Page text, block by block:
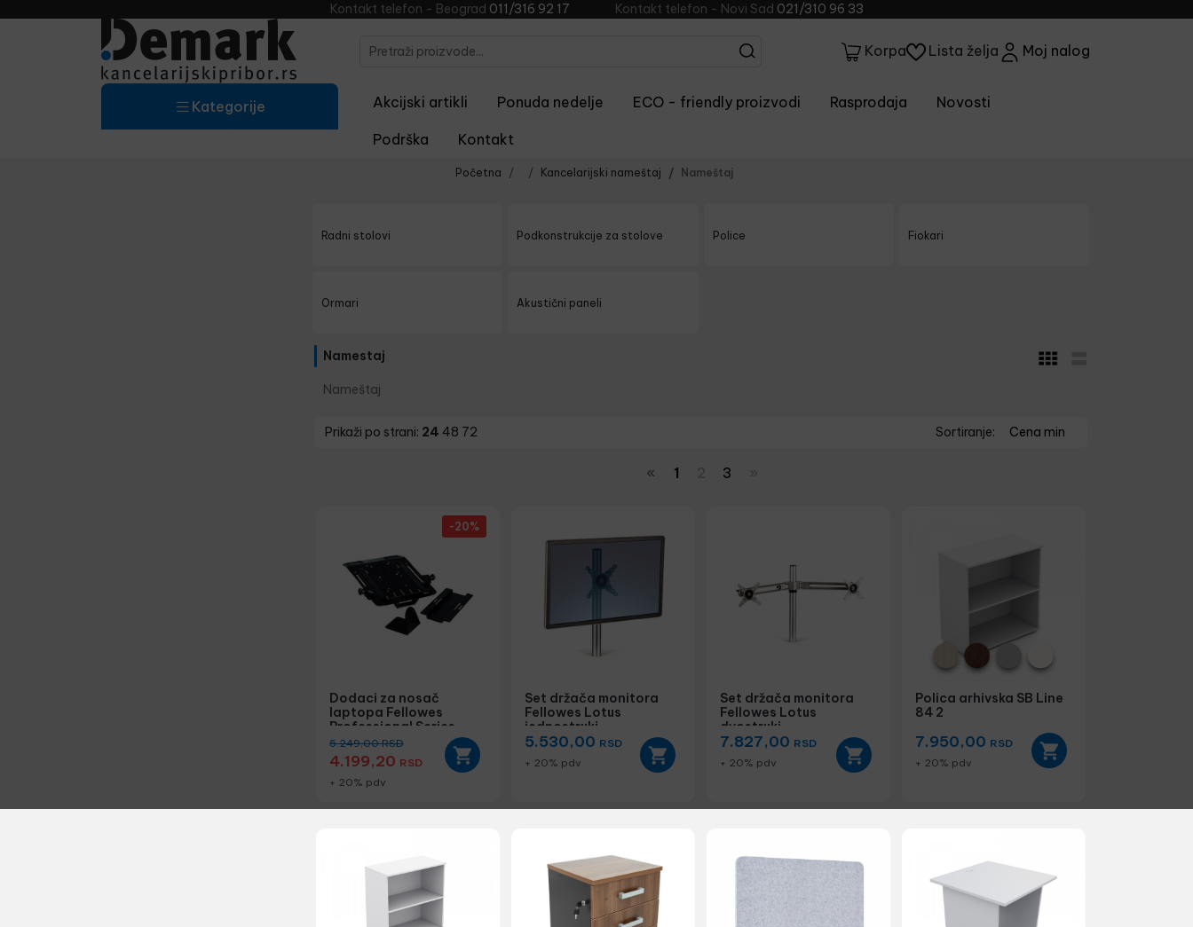
Kontakt telefon - Beograd 011/316 92 17 Kontakt telefon - Novi Sad 021/310 96 33
Moj nalog
Korpa Lista želja
Kategorije Akcijski artikli Ponuda nedelje ECO - friendly proizvodi Rasprodaja Novosti
Podrška Kontakt
Početna Kancelarijski nameštaj Nameštaj
Radni stolovi Podkonstrukcije za stolove Police Fiokari
Ormari Akustični paneli
Namestaj
Nameštaj
Prikaži po strani: 24 48 72 Sortiranje: Cena min
« 1 3
Dodaci za nosač
laptopa Fellowes
Professional Series
5.249,00RSD
4.199,20 RSD
-20%
+ 20% pdv
Set držača monitora
Fellowes Lotus
jednostruki
5.530,00 RSD
+ 20% pdv
Set držača monitora
Fellowes Lotus
dvostruki
7.827,00 RSD
+ 20% pdv
Polica arhivska SB Line
84 2
7.950,00 RSD
+ 20% pdv